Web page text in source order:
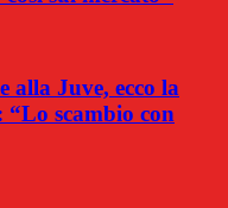
alla Juve, ecco la
scambio con